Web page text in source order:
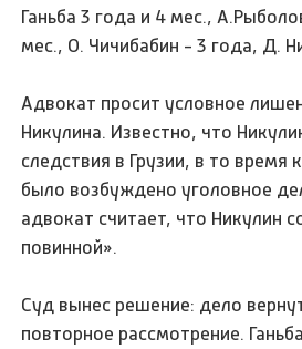
Ганьба 3 года и 4 мес.,
мес., О. Чичибабин - 3 года, Д.
Адвокат просит условное
Никулина. Известно, что
следствия в Грузии, в то время
было возбуждено уголовное
адвокат считает, что Никулин
повинной».
Суд вынес решение: дело
повторное рассмотрение.